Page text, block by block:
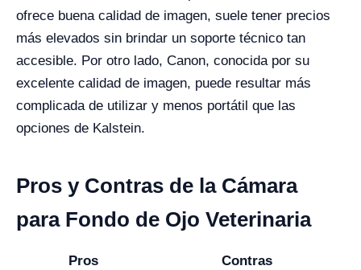
ofrece buena calidad de imagen, suele tener precios
más elevados sin brindar un soporte técnico tan
accesible. Por otro lado, Canon, conocida por su
excelente calidad de imagen, puede resultar más
complicada de utilizar y menos portátil que las
opciones de Kalstein.
Pros y Contras de la Cámara
para Fondo de Ojo Veterinaria
Pros
Contras